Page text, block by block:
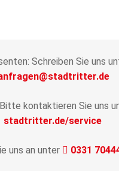
Schreiben Sie uns
kontaktieren Sie uns
stadtritter.de/service
uns an unter 0331